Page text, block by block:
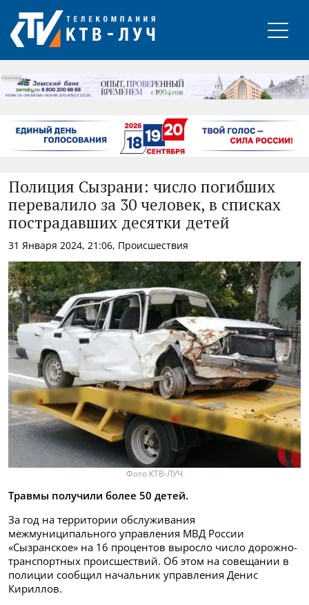
РЕКЛАМА
Полиция Сызрани: число погибших
перевалило за 30 человек, в списках
пострадавших десятки детей
31 Января 2024, 21:06, Происшествия
Фото КТВ-ЛУЧ
Травмы получили более 50 детей.
За год на территории обслуживания
межмуниципального управления МВД России
«Сызранское» на 16 процентов выросло число дорожно-
транспортных происшествий. Об этом на совещании в
полиции сообщил начальник управления Денис
Кириллов.